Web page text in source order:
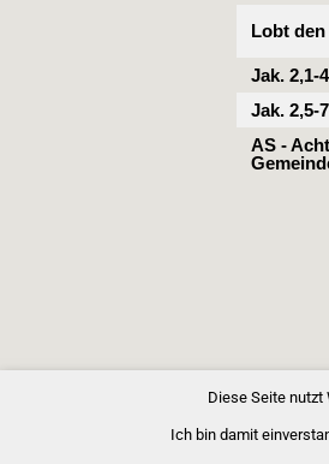
Lobt
Jak. 2,1-
Jak. 2,5-
AS -
Diese Seite nutzt
Ich bin damit